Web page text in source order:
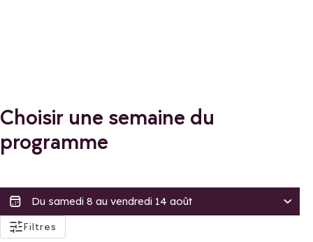
Choisir une semaine du
programme
Filtres
actifs